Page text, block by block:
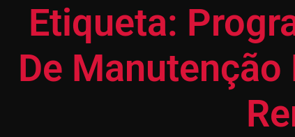
Etiqueta:
De Manutenção